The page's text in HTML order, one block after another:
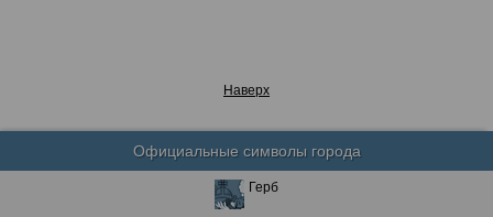
Наверх
Официальные символы города
Герб